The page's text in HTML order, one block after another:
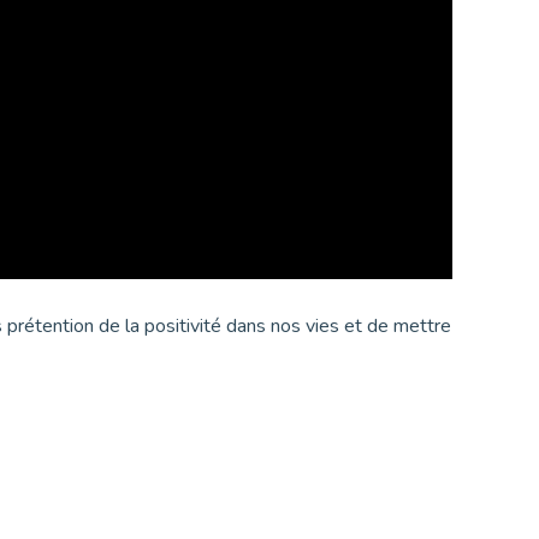
prétention de la positivité dans nos vies et de mettre